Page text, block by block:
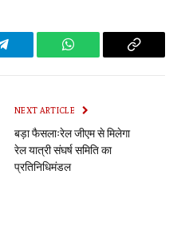
Telegram WhatsApp Copy
NEXT ARTICLE
बड़ा फैसलाःरेल जीएम से मिलेगा
रेल यात्री संघर्ष समिति का
प्रतिनिधिमंडल